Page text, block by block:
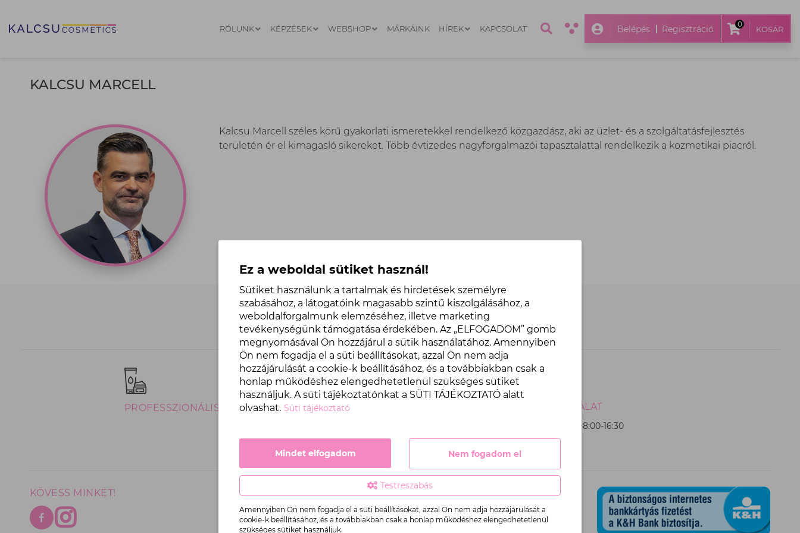
RÓLUNK KÉPZÉSEK WEBSHOP MÁRKÁINK HÍREK KAPCSOLAT Belépés Regisztráció 0
KOSÁR
KALCSU MARCELL
Kalcsu Marcell széles körű gyakorlati ismeretekkel rendelkező közgazdász, aki az üzlet- és a szolgáltatásfejlesztés
területén ér el kimagasló sikereket. Több évtizedes nagyforgalmazói tapasztalattal rendelkezik a kozmetikai piacról.
PROFESSZIONÁLIS TERMÉKEK BIZTONSÁGOS FIZETÉS
utánvét
ÜGYFÉLSZOLGÁLAT
Minden hétköznap 8:00-16:30
+36 1 237 0370
KÖVESS MINKET! TÁJÉKOZTATÓK
Általános szerződési feltételek
KAPCSOLAT
Ez a weboldal sütiket használ!
Sütiket használunk a tartalmak és hirdetések személyre
szabásához, a látogatóink magasabb szintű kiszolgálásához, a
weboldalforgalmunk elemzéséhez, illetve marketing
tevékenységünk támogatása érdekében. Az „ELFOGADOM” gomb
megnyomásával Ön hozzájárul a sütik használatához. Amennyiben
Ön nem fogadja el a süti beállításokat, azzal Ön nem adja
hozzájárulását a cookie-k beállításához, és a továbbiakban csak a
honlap működéshez elengedhetetlenül szükséges sütiket
használjuk. A süti tájékoztatónkat a SÜTI TÁJÉKOZTATÓ alatt
olvashat. Süti tájékoztató
Mindet elfogadom Nem fogadom el
Testreszabás
Amennyiben Ön nem fogadja el a süti beállításokat, azzal Ön nem adja hozzájárulását a
cookie-k beállításához, és a továbbiakban csak a honlap működéshez elengedhetetlenül
szükséges sütiket használjuk.